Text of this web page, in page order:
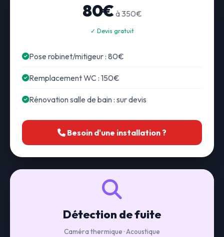
80€ à 350€
✓ Devis gratuit
Pose robinet/mitigeur : 80€
Remplacement WC : 150€
Rénovation salle de bain : sur devis
Besoin d'une installation ?
Détection de fuite
Caméra thermique · Acoustique